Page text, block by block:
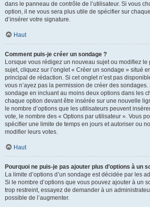
dans le panneau de contrôle de l’utilisateur. Si vous
option, il ne vous sera plus utile de spécifier sur
d’insérer votre signature.
Haut
Comment puis-je créer un sondage ?
Lorsque vous rédigez un nouveau sujet ou modifiez le
sujet, cliquez sur l’onglet « Créer un sondage » situé
principal de rédaction. Si cet onglet n’est pas
vous n’ayez pas la permission de créer des
sondage en incluant au moins deux options dans les
chaque option devant être insérée sur une nouvelle
le nombre d’options que les utilisateurs peuvent
vote, le nombre des « Options par utilisateur ». Vous
spécifier une limite de temps en jours et autoriser ou
modifier leurs votes.
Haut
Pourquoi ne puis-je pas ajouter plus d’options à un
La limite d’options d’un sondage est décidée par les
Si le nombre d’options que vous pouvez ajouter à un
trop restreint, essayez de demander à un
possible de l’augmenter.